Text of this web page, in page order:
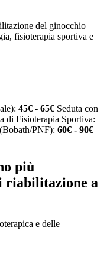
del ginocchio
fisioterapia sportiva e
45€ - 65€ Seduta con
di Fisioterapia Sportiva:
PNF): 60€ - 90€
più
riabilitazione a
e delle